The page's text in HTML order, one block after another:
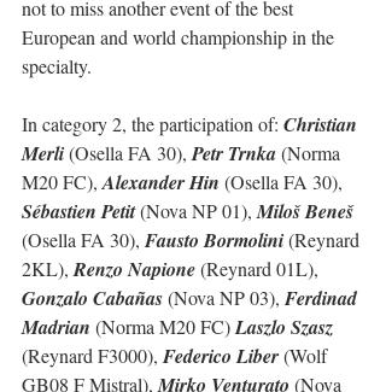
not to miss another event of the best
European and world championship in the
specialty.
In category 2, the participation of: Christian
Merli (Osella FA 30), Petr Trnka (Norma
M20 FC), Alexander Hin (Osella FA 30),
Sébastien Petit (Nova NP 01), Miloš Beneš
(Osella FA 30), Fausto Bormolini (Reynard
2KL), Renzo Napione (Reynard 01L),
Gonzalo Cabañas (Nova NP 03), Ferdinad
Madrian (Norma M20 FC) Laszlo Szasz
(Reynard F3000), Federico Liber (Wolf
GB08 F Mistral), Mirko Venturato (Nova